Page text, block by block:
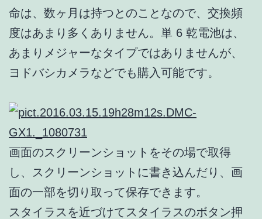
命は、数ヶ月は持つとのことなので、交換頻
度はあまり多くありません。単 6 乾電池は、
あまりメジャーなタイプではありませんが、
ヨドバシカメラなどでも購入可能です。
画面のスクリーンショットをその場で取得
し、スクリーンショットに書き込んだり、画
面の一部を切り取って保存できます。
スタイラスを近づけてスタイラスのボタン押